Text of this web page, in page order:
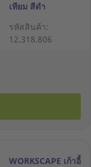
เทียม สีดำ
รหัสสินค้า:
12.318.806
WORKSCAPE เก้าอี้